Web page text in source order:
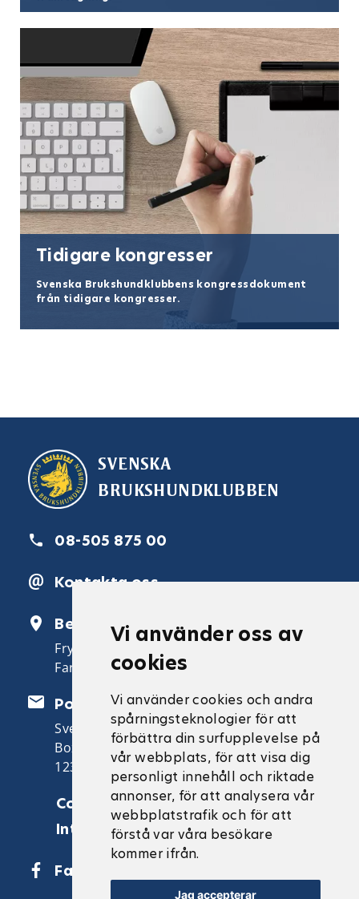
Vi använder oss av
cookies
Vi använder cookies och andra
spårningsteknologier för att
förbättra din surfupplevelse på
vår webbplats, för att visa dig
personligt innehåll och riktade
annonser, för att analysera vår
webbplatstrafik och för att
förstå var våra besökare
kommer ifrån.
Jag accepterar
Tidigare kongresser
Svenska Brukshundklubbens kongressdokument
från tidigare kongresser.
SVENSKA
BRUKSHUNDKLUBBEN
08-505 875 00
Kontakta oss
Besöksadress
Fryksdalsbacken 20
Farsta
Postadress
Svenska Brukshundklubben
Box 4
123 21 Farsta
Cookies
Integritetspolicy
Facebook